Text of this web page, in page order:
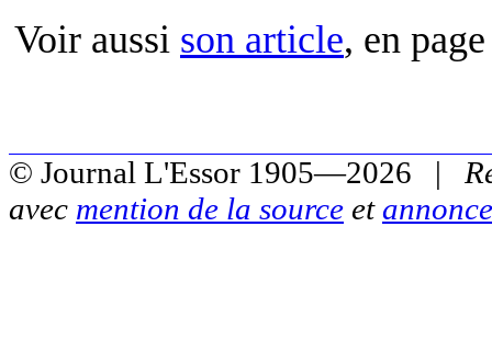
Voir aussi son article, en
© Journal L'Essor 1905—2026 |
avec mention de la source et